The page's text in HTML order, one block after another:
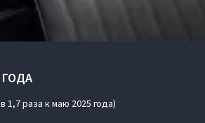
ГОДА
1,7 раза к маю 2025 года)